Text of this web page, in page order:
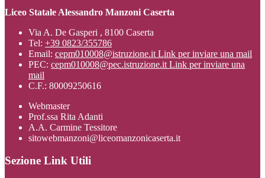
Liceo Statale Alessandro Manzoni Caserta
Via A. De Gasperi , 8100 Caserta
Tel: +39 0823/355786
Email: cepm010008@istruzione.it Link per inviare una mail
PEC: cepm010008@pec.istruzione.it Link per inviare una
mail
C.F.: 80009250616
Webmaster
Prof.ssa Rita Adanti
A.A. Carmine Tessitore
sitowebmanzoni@liceomanzonicaserta.it
Sezione Link Utili